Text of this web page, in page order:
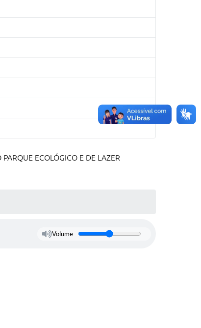
ECOLÓGICO E DE LAZER
Volume